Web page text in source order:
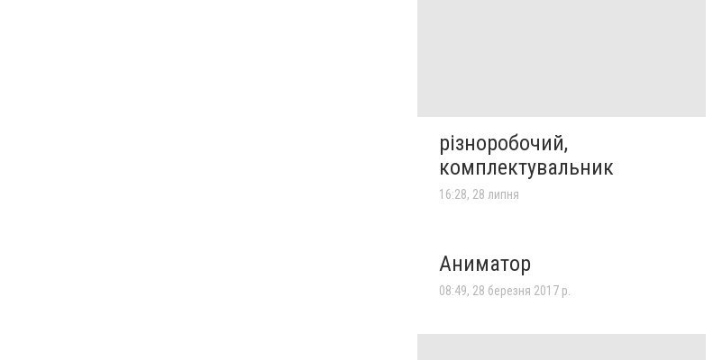
різноробочий,
комплектувальник
16:28, 28 липня
Аниматор
08:49, 28 березня 2017 р.